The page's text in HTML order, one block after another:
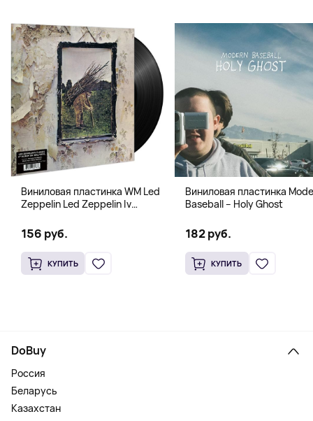
Виниловая пластинка WM Led
Zeppelin Led Zeppelin Iv
156 руб.
КУПИТЬ
Виниловая пластинка
Baseball – Holy Ghost
182 руб.
КУПИТЬ
DoBuy
Россия
Беларусь
Казахстан